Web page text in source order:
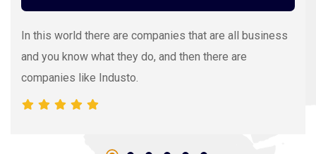
In this world there are companies that are all business
and you know what they do, and then there are
companies like Industo.